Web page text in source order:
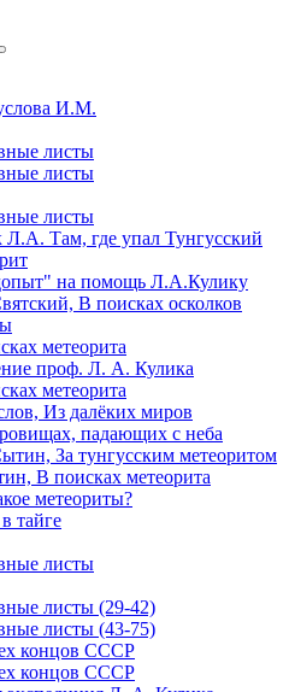
И.М.
листы
листы
листы
Л.А. Там, где упал Тунгусский
на помощь Л.А.Кулику
В поисках осколков
метеорита
проф. Л. А. Кулика
метеорита
Из далёких миров
падающих с неба
За тунгусским метеоритом
В поисках метеорита
метеориты?
тайге
листы
листы (29-42)
листы (43-75)
концов СССР
концов СССР